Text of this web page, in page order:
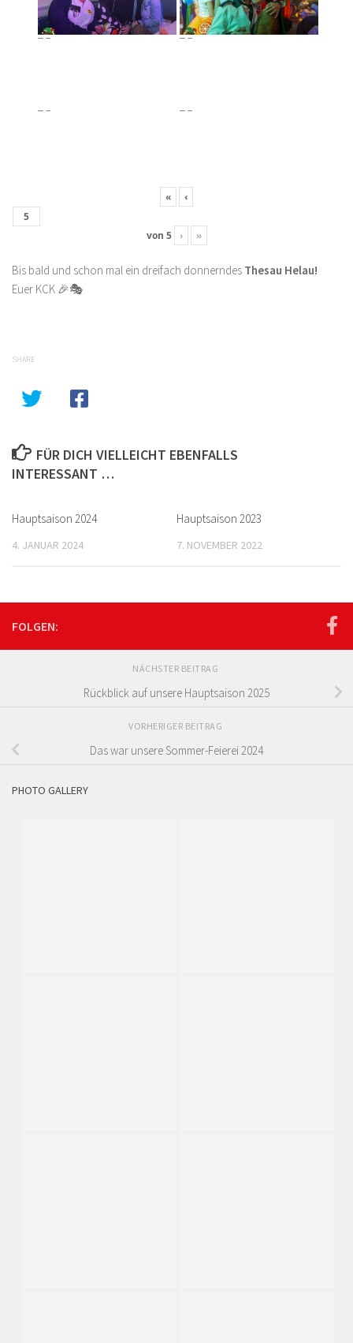
« ‹
von 5 › »
Bis bald und schon mal ein dreifach donnerndes Thesau Helau!
Euer KCK 🎉🎭
SHARE
FÜR DICH VIELLEICHT EBENFALLS
INTERESSANT …
Hauptsaison 2024
4. JANUAR 2024
Hauptsaison 2023
7. NOVEMBER 2022
FOLGEN:
NÄCHSTER BEITRAG
Rückblick auf unsere Hauptsaison 2025
VORHERIGER BEITRAG
Das war unsere Sommer-Feierei 2024
PHOTO GALLERY